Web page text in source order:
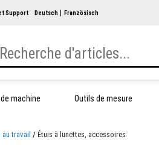
Support Deutsch Französisch
machine Outils de mesure
travail Étuis à lunettes, accessoires